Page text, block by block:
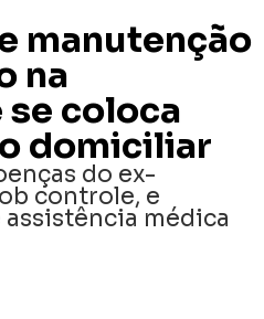
manutenção
na
se coloca
domiciliar
do ex-
controle, e
médica